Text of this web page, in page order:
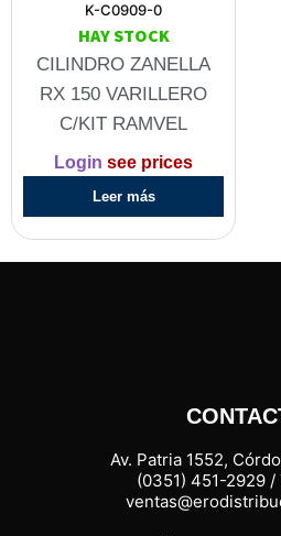
K-C0909-0
HAY STOCK
CILINDRO ZANELLA
RX 150 VARILLERO
C/KIT RAMVEL
Login see prices
Leer más
Av. Patria 1552,
(0351) 451-2929